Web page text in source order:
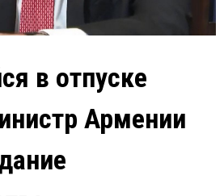
в отпуске
Армении